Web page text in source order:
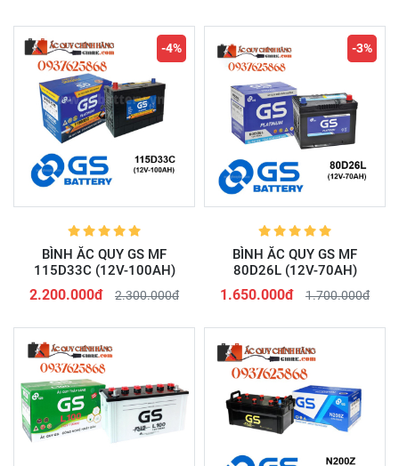
BÌNH ẮC QUY GS MF
115D33C (12V-100AH)
2.200.000đ 2.300.000đ
-4%
BÌNH ẮC QUY GS MF
80D26L (12V-70AH)
1.650.000đ 1.700.000đ
-3%